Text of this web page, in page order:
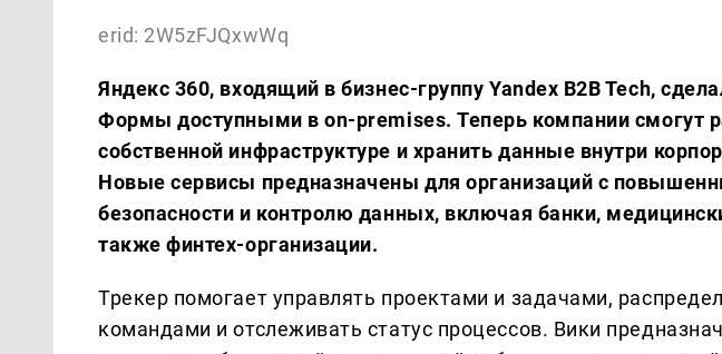
erid: 2W5zFJQxwWq
Яндекс 360, входящий в бизнес-группу Yandex B2B Tech,
Формы доступными в on-premises. Теперь компании смогут
собственной инфраструктуре и хранить данные внутри
Новые сервисы предназначены для организаций с
безопасности и контролю данных, включая банки,
также финтех-организации.
Трекер помогает управлять проектами и задачами,
командами и отслеживать статус процессов. Вики